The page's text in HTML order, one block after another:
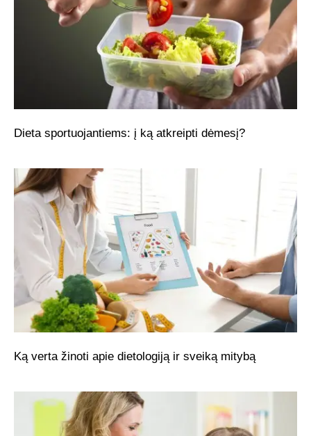
Dieta sportuojantiems: į ką atkreipti dėmesį?
Ką verta žinoti apie dietologiją ir sveiką mitybą